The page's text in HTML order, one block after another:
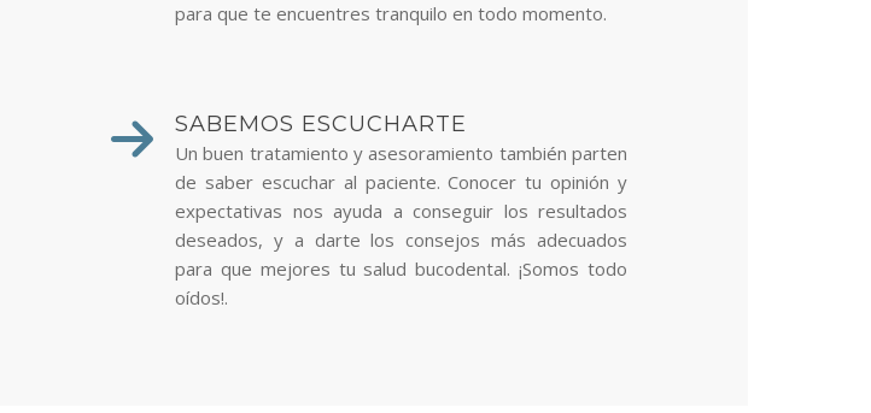
para que te encuentres tranquilo en todo momento.
SABEMOS ESCUCHARTE
Un buen tratamiento y asesoramiento también parten
de saber escuchar al paciente. Conocer tu opinión y
expectativas nos ayuda a conseguir los resultados
deseados, y a darte los consejos más adecuados
para que mejores tu salud bucodental. ¡Somos todo
oídos!.